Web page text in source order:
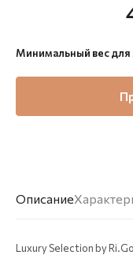
Описание
Luxury Selection by
Минимальный вес для